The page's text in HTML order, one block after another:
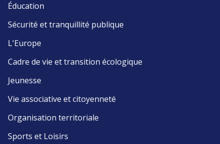
Éducation
Sécurité et tranquillité publique
L'Europe
Cadre de vie et transition écologique
Jeunesse
Vie associative et citoyenneté
Organisation territoriale
Sports et Loisirs